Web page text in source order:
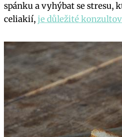
spánku a vyhýbat se stresu,
celiakií,je důležité